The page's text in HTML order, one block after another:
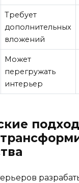
Требует
дополнительных
вложений
Может
перегружать
интерьер